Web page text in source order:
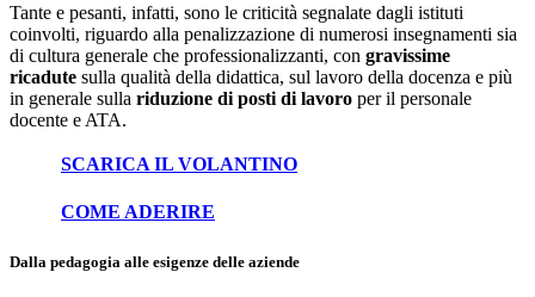
Tante e pesanti, infatti, sono le criticità segnalate dagli istituti
coinvolti, riguardo alla penalizzazione di numerosi insegnamenti sia
di cultura generale che professionalizzanti, con gravissime
ricadute sulla qualità della didattica, sul lavoro della docenza e più
in generale sulla riduzione di posti di lavoro per il personale
docente e ATA.
SCARICA IL VOLANTINO
COME ADERIRE
Dalla pedagogia alle esigenze delle aziende